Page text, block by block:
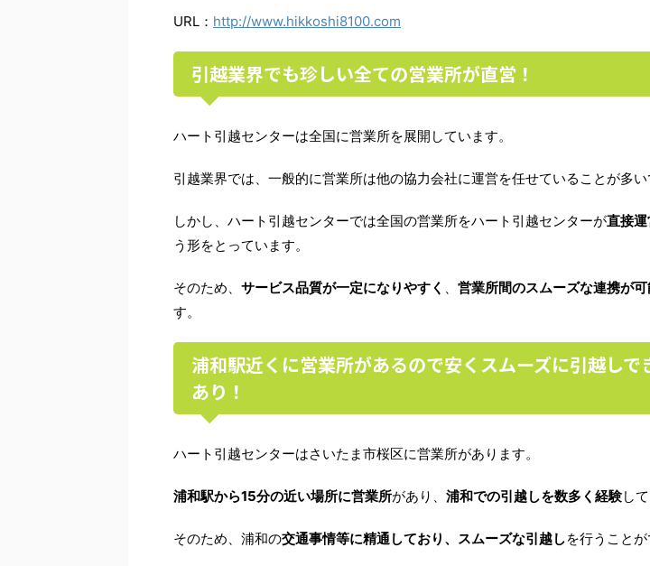
URL： http://www.hikkoshi8100.com
引越業界でも珍しい全ての営業所が直営！
ハート引越センターは全国に営業所を展開しています。
引越業界では、一般的に営業所は他の協力会社に運営を任せていることが多い
しかし、ハート引越センターでは全国の営業所をハート引越センターが直接
う形をとっています。
そのため、 サービス品質が一定になりやすく 、 営業所間のスムーズな連携が
す。
浦和駅近くに営業所があるので安くスムーズに引越しで
あり！
ハート引越センターはさいたま市桜区に営業所があります。
浦和駅から15分の近い場所に営業所があり、 浦和での引越しを数多く経験して
そのため、浦和の交通事情等に精通しており、スムーズな引越しを行うことが